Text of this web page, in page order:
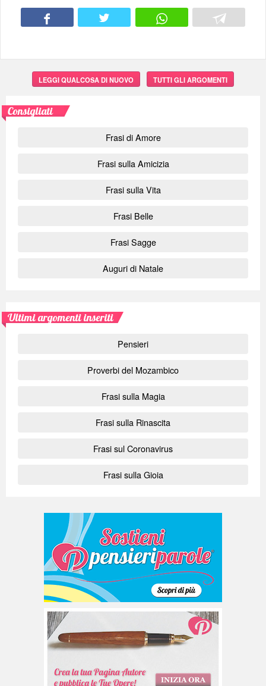
LEGGI QUALCOSA DI NUOVO TUTTI GLI ARGOMENTI
Consigliati
Frasi di Amore
Frasi sulla Amicizia
Frasi sulla Vita
Frasi Belle
Frasi Sagge
Auguri di Natale
Ultimi argomenti inseriti
Pensieri
Proverbi del Mozambico
Frasi sulla Magia
Frasi sulla Rinascita
Frasi sul Coronavirus
Frasi sulla Gioia